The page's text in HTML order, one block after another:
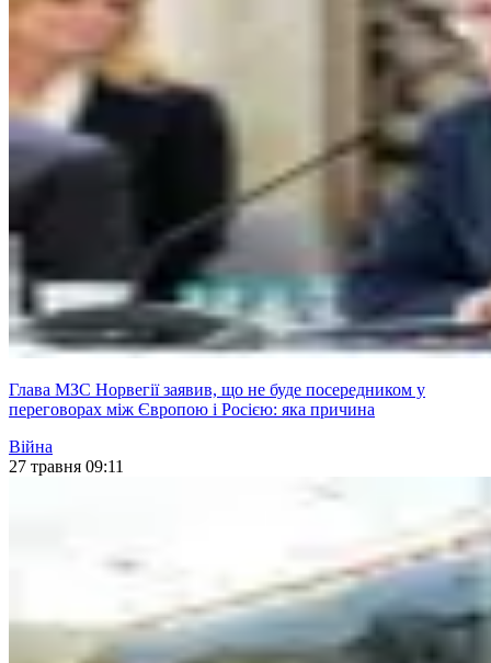
Глава МЗС Норвегії заявив, що не буде посередником у
переговорах між Європою і Росією: яка причина
Війна
27 травня 09:11